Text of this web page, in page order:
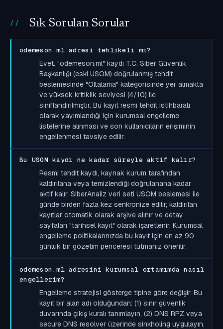
Sık Sorulan Sorular
odemeson.ml adresi tehlikeli mi?
Evet. "odemeson.ml" kaydı T.C. Siber Güvenlik
Başkanlığı (eski USOM) doğrulanmış tehdit
beslemesinde "Oltalama" kategorisinde yer almakta
ve yüksek kritiklik seviyesi (4/10) ile
sınıflandırılmıştır. Bu kayıt resmi tehdit istihbaratı
olarak yayımlandığı için kurumsal engelleme
listelerine alınması ve son kullanıcıların erişiminin
engellenmesi tavsiye edilir.
Bu USOM kaydı ne kadar süreyle aktif kalır?
Resmi tehdit kaydı, kaynak kurum tarafından
kaldırılana veya temizlendiği doğrulanana kadar
aktif kalır. SiberAnaliz veri seti USOM beslemesi ile
günde birden fazla kez senkronize edilir; kaldırılan
kayıtlar otomatik olarak arşive alınır ve detay
sayfaları "tarihsel kayıt" olarak işaretlenir. Kurumsal
engelleme politikalarınızda bu kayıt için en az 90
günlük bir gözetim penceresi tutmanız önerilir.
odemeson.ml adresini kurumsal ortamımda nasıl
engellerim?
Engelleme stratejisi gösterge tipine göre değişir. Bu
kayıt bir alan adı olduğundan: (1) sınır güvenlik
duvarında çıkış kuralı tanımlayın, (2) DNS RPZ veya
secure DNS resolver üzerinde sinkholing uygulayın,